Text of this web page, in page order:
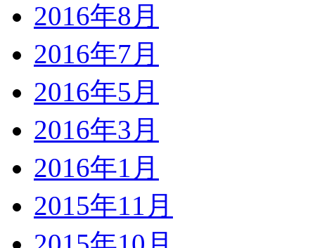
2016年8月
2016年7月
2016年5月
2016年3月
2016年1月
2015年11月